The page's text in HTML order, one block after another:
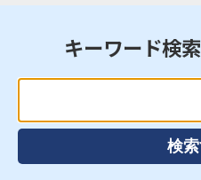
キーワード検索